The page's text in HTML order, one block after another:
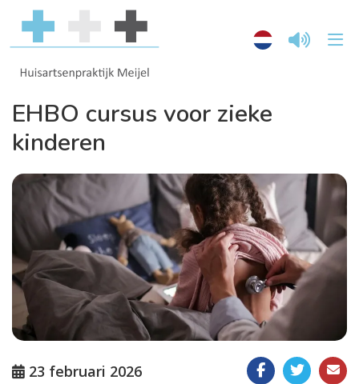
EHBO cursus voor zieke
kinderen
23 februari 2026